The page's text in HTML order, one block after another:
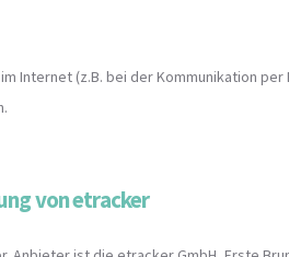
Internet (z.B. bei der Kommunikation
von etracker